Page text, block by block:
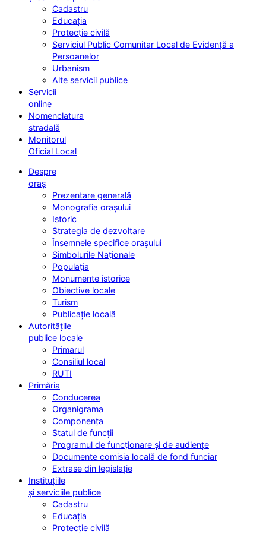
Cadastru
Educația
Protecție civilă
Serviciul Public Comunitar Local de Evidență a
Persoanelor
Urbanism
Alte servicii publice
Servicii
online
Nomenclatura
stradală
Monitorul
Oficial Local
Despre
oraș
Prezentare generală
Monografia orașului
Istoric
Strategia de dezvoltare
Însemnele specifice orașului
Simbolurile Naționale
Populația
Monumente istorice
Obiective locale
Turism
Publicație locală
Autoritățile
publice locale
Primarul
Consiliul local
RUTI
Primăria
Conducerea
Organigrama
Componența
Statul de funcții
Programul de funcționare și de audiențe
Documente comisia locală de fond funciar
Extrase din legislație
Instituțiile
și serviciile publice
Cadastru
Educația
Protecție civilă